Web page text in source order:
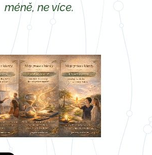
méně, ne více.